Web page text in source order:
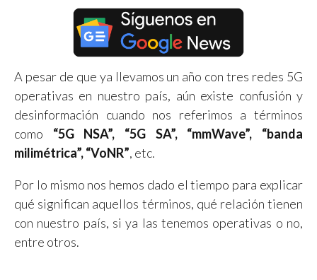
A pesar de que ya llevamos un año con tres redes 5G
operativas en nuestro país, aún existe confusión y
desinformación cuando nos referimos a términos
como “5G NSA”, “5G SA”, “mmWave”, “banda
milimétrica”, “VoNR”, etc.
Por lo mismo nos hemos dado el tiempo para explicar
qué significan aquellos términos, qué relación tienen
con nuestro país, si ya las tenemos operativas o no,
entre otros.